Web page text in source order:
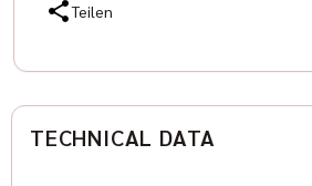
Teilen
TECHNICAL DATA